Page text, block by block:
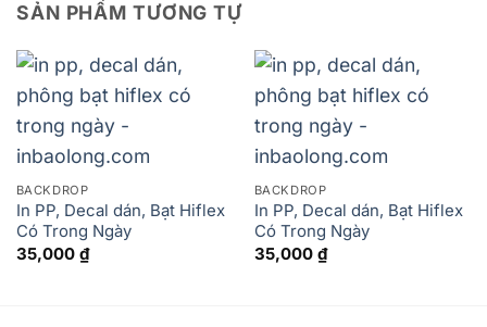
SẢN PHẨM TƯƠNG TỰ
BACKDROP
In PP, Decal dán, Bạt Hiflex
Có Trong Ngày
35,000 ₫
BACKDROP
In PP, Decal dán, Bạt Hiflex
Có Trong Ngày
35,000 ₫